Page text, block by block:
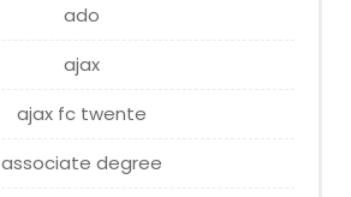
ado
ajax
ajax fc twente
associate degree